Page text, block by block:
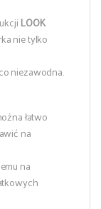
LOOK
nie tylko
niezawodna.
łatwo
na
na